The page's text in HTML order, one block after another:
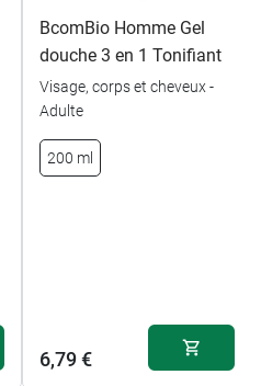
BcomBio Homme Gel
douche 3 en 1 Tonifiant
Visage, corps et cheveux -
Adulte
200 ml
6,79 €